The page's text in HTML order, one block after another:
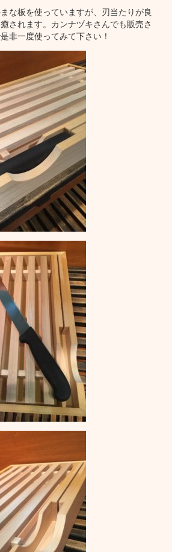
な板を使っていますが、刃当たりが良
されます。カンナヅキさんでも販売さ
非一度使ってみて下さい！